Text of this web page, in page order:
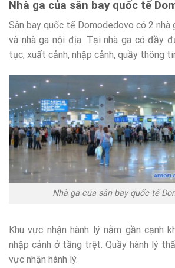
Nhà ga của sân bay quốc tế
Sân bay quốc tế Domodedovo có 2 nhà
và nhà ga nội địa. Tại nhà ga có đầy
tục, xuất cảnh, nhập cảnh, quầy thông
Nhà ga của sân bay quốc tế
Khu vực nhận hành lý nằm gần cạnh
nhập cảnh ở tầng trệt. Quầy hành lý
vực nhận hành lý.